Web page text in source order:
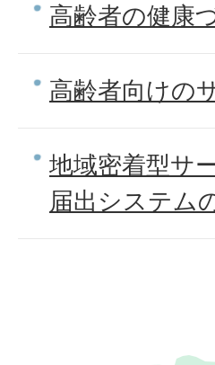
高齢者の健康
高齢者向けの
地域密着型サ
届出システム